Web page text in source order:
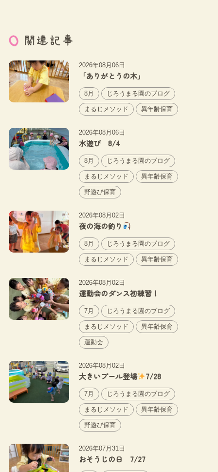
関連記事
2026年08月06日
「ありがとうの木」
8月 じろうまる園のブログ
まるじメソッド 異年齢保育
2026年08月06日
水遊び 8/4
8月 じろうまる園のブログ
まるじメソッド 異年齢保育
野遊び保育
2026年08月02日
夜の海の釣り
8月 じろうまる園のブログ
まるじメソッド 異年齢保育
2026年08月02日
運動会のダンス初練習！
7月 じろうまる園のブログ
まるじメソッド 異年齢保育
運動会
2026年08月02日
大きいプール登場 7/28
7月 じろうまる園のブログ
まるじメソッド 異年齢保育
野遊び保育
2026年07月31日
おそうじの日 7/27